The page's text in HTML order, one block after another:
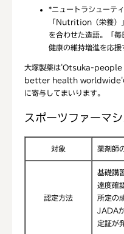
*ニュートラシュー
「Nutrition（栄養）
を合わせた造語。「毎
健康の維持増進を応援
大塚製薬は'Otsuka-
better health worldwide'の
に寄与してまいります。
スポーツファーマ
対象 薬剤師
認定方法
基礎講
達度確
所定の
JADA
定証が